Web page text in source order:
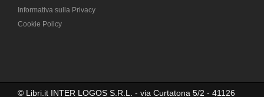
Informativa sulla Privacy
Cookie Policy
© Libri.it INTER LOGOS S.R.L. - via Curtatona 5/2 - 41126